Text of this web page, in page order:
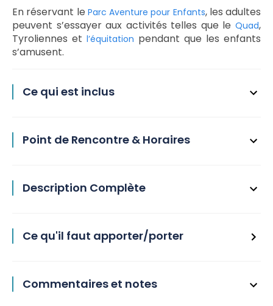
En réservant le Parc Aventure pour Enfants, les adultes
peuvent s’essayer aux activités telles que le Quad,
Tyroliennes et l’équitation pendant que les enfants
s’amusent.
Ce qui est inclus
Point de Rencontre & Horaires
Description Complète
Ce qu'il faut apporter/porter
Commentaires et notes